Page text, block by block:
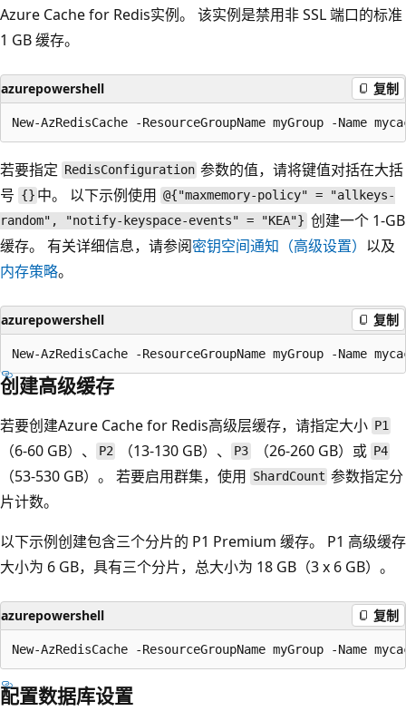
Azure Cache for Redis实例。 该实例是禁用非 SSL 端口的标准
1 GB 缓存。
azurepowershell 复制
若要指定 RedisConfiguration 参数的值，请将键值对括在大括
号 {} 中。 以下示例使用 @{"maxmemory-policy" = "allkeys-
random", "notify-keyspace-events" = "KEA"} 创建一个 1-GB
缓存。 有关详细信息，请参阅密钥空间通知（高级设置） 以及
内存策略。
azurepowershell 复制
创建高级缓存
若要创建Azure Cache for Redis高级层缓存，请指定大小 P1
（6-60 GB）、 P2 （13-130 GB）、 P3（26-260 GB）或 P4
（53-530 GB）。 若要启用群集，使用 ShardCount 参数指定分
片计数。
以下示例创建包含三个分片的 P1 Premium 缓存。 P1 高级缓存
大小为 6 GB，具有三个分片，总大小为 18 GB（3 x 6 GB）。
azurepowershell 复制
配置数据库设置